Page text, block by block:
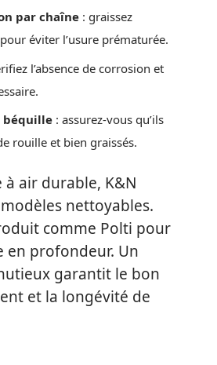
par chaîne : graissez
éviter l’usure prématurée.
l’absence de corrosion et
béquille : assurez-vous qu’ils
rouille et bien graissés.
air durable, K&N
nettoyables.
comme Polti pour
en profondeur. Un
garantit le bon
et la longévité de